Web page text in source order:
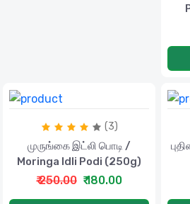
(3)
முருங்கை இட்லி பொடி /
Moringa Idli Podi (250g)
₹ 250.00 ₹ 180.00